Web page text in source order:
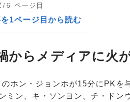
ィック・アドフォ
（同左）と外国人監
/6 ページ目
1ページ目から読む
からメディアに火が
ホン・ジョンホが15分にPKを
ミン、キ・ソンヨン、チ・ドン